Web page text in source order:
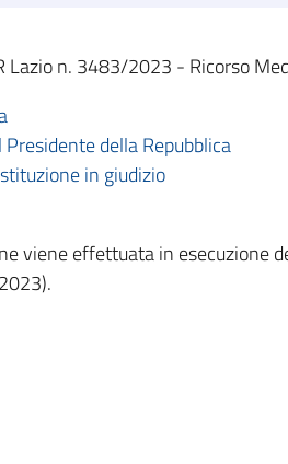
Lazio n. 3483/2023 - Ricorso
Presidente della Repubblica
in giudizio
viene effettuata in esecuzione